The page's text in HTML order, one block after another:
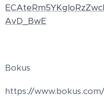
AvD_BwE
Bokus
https://